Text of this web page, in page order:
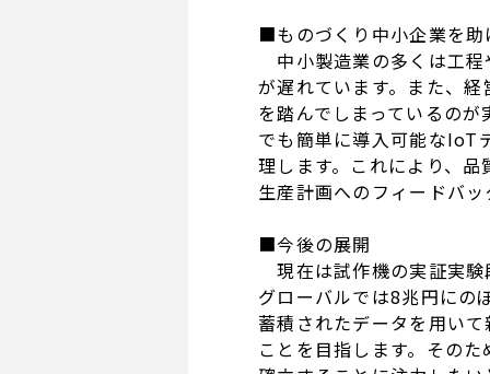
■ものづくり中小企業を
中小製造業の多くは工程
が遅れています。また、
を踏んでしまっているの
でも簡単に導入可能なIoT
理します。これにより、
生産計画へのフィードバ
■今後の展開
現在は試作機の実証実
グローバルでは8兆円にの
蓄積されたデータを用い
ことを目指します。その